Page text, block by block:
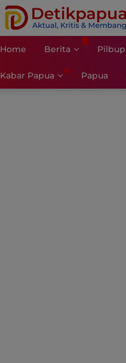
Home Berita Pilbup
Kabar Papua Papua